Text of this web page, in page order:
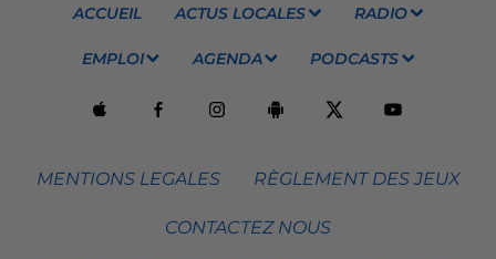
ACCUEIL ACTUS LOCALES RADIO
EMPLOI AGENDA PODCASTS
MENTIONS LEGALES RÈGLEMENT DES JEUX
CONTACTEZ NOUS